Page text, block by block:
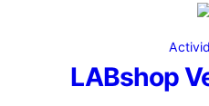
LABshop